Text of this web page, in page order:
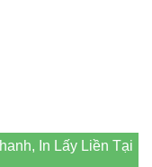
In Lấy Liền Tại